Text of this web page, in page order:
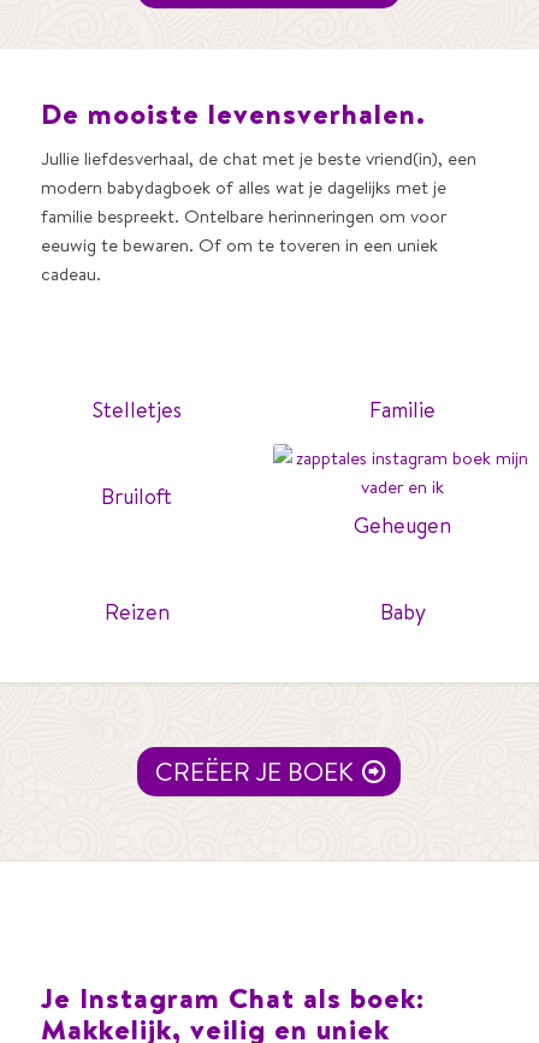
De mooiste levensverhalen.
Jullie liefdesverhaal, de chat met je beste vriend(in), een
modern babydagboek of alles wat je dagelijks met je
familie bespreekt. Ontelbare herinneringen om voor
eeuwig te bewaren. Of om te toveren in een uniek
cadeau.
Stelletjes Familie
Bruiloft
Geheugen
Reizen Baby
CREËER JE BOEK
Je Instagram Chat als boek:
Makkelijk, veilig en uniek